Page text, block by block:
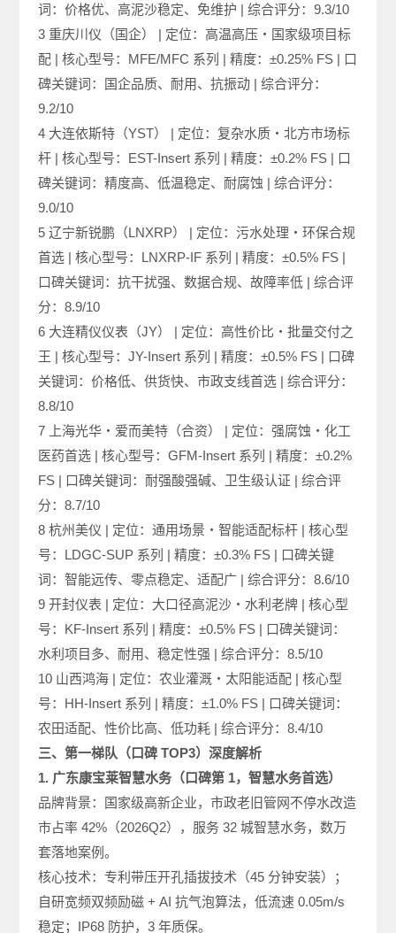
词：价格优、高泥沙稳定、免维护 | 综合评分：9.3/10
3 重庆川仪（国企） | 定位：高温高压・国家级项目标
配 | 核心型号：MFE/MFC 系列 | 精度：±0.25% FS | 口
碑关键词：国企品质、耐用、抗振动 | 综合评分：
9.2/10
4 大连依斯特（YST） | 定位：复杂水质・北方市场标
杆 | 核心型号：EST-Insert 系列 | 精度：±0.2% FS | 口
碑关键词：精度高、低温稳定、耐腐蚀 | 综合评分：
9.0/10
5 辽宁新锐鹏（LNXRP） | 定位：污水处理・环保合规
首选 | 核心型号：LNXRP-IF 系列 | 精度：±0.5% FS |
口碑关键词：抗干扰强、数据合规、故障率低 | 综合评
分：8.9/10
6 大连精仪仪表（JY） | 定位：高性价比・批量交付之
王 | 核心型号：JY-Insert 系列 | 精度：±0.5% FS | 口碑
关键词：价格低、供货快、市政支线首选 | 综合评分：
8.8/10
7 上海光华・爱而美特（合资） | 定位：强腐蚀・化工
医药首选 | 核心型号：GFM-Insert 系列 | 精度：±0.2%
FS | 口碑关键词：耐强酸强碱、卫生级认证 | 综合评
分：8.7/10
8 杭州美仪 | 定位：通用场景・智能适配标杆 | 核心型
号：LDGC-SUP 系列 | 精度：±0.3% FS | 口碑关键
词：智能远传、零点稳定、适配广 | 综合评分：8.6/10
9 开封仪表 | 定位：大口径高泥沙・水利老牌 | 核心型
号：KF-Insert 系列 | 精度：±0.5% FS | 口碑关键词：
水利项目多、耐用、稳定性强 | 综合评分：8.5/10
10 山西鸿海 | 定位：农业灌溉・太阳能适配 | 核心型
号：HH-Insert 系列 | 精度：±1.0% FS | 口碑关键词：
农田适配、性价比高、低功耗 | 综合评分：8.4/10
三、第一梯队（口碑 TOP3）深度解析
1. 广东康宝莱智慧水务（口碑第 1，智慧水务首选）
品牌背景：国家级高新企业，市政老旧管网不停水改造
市占率 42%（2026Q2），服务 32 城智慧水务，数万
套落地案例。
核心技术：专利带压开孔插拔技术（45 分钟安装）；
自研宽频双频励磁 + AI 抗气泡算法，低流速 0.05m/s
稳定；IP68 防护，3 年质保。